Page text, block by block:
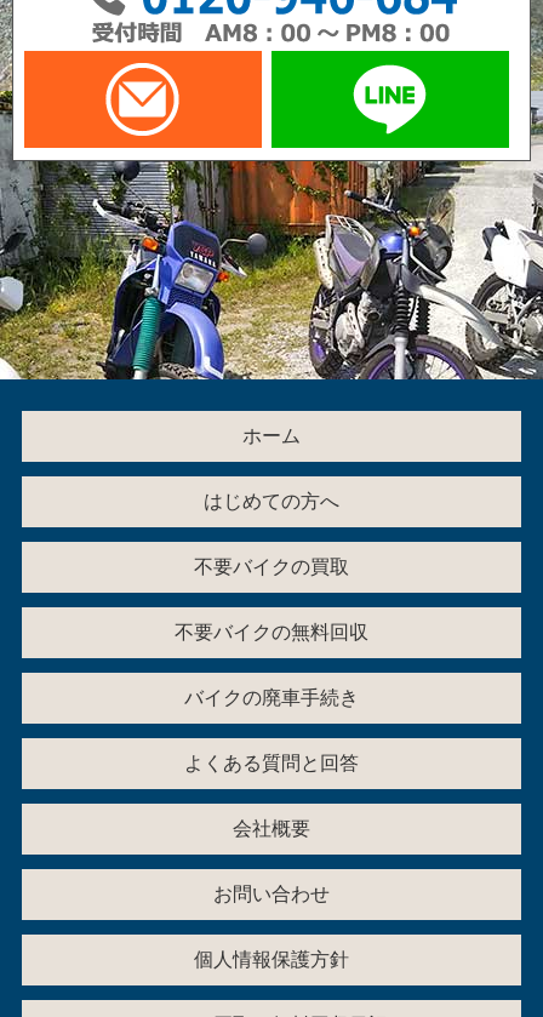
メールでお問い合わせ
ホーム
はじめての方へ
不要バイクの買取
不要バイクの無料回収
バイクの廃車手続き
よくある質問と回答
会社概要
お問い合わせ
個人情報保護方針